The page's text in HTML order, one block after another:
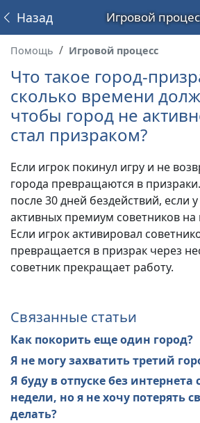
Игровой
Назад
Помощь Игровой процесс
Что такое город-
сколько времени
чтобы город не
стал призраком?
Если игрок покинул игру и не
города превращаются в
после 30 дней бездействий, если
активных премиум советников на
Если игрок активировал
превращается в призрак через
советник прекращает работу.
Связанные статьи
Как покорить еще один город?
Я не могу захватить третий
Я буду в отпуске без
недели, но я не хочу потерять
делать?